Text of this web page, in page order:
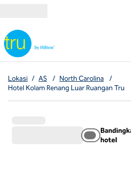
Lokasi / AS / North Carolina
/
Hotel Kolam Renang Luar Ruangan Tru
hotel